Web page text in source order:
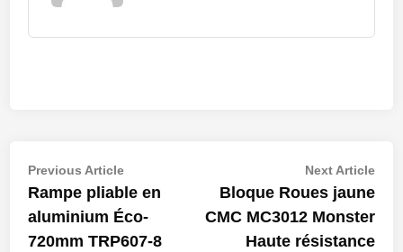
Navigation
de
l’article
Previous ArticlePrevious
article:
Rampe pliable en
aluminium Éco-
720mm TRP607-8
Next ArticleNext
Bloque Roues jaune
CMC MC3012 Monster
Haute résistance